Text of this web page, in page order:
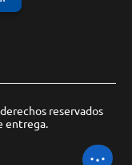
reservados
entrega.